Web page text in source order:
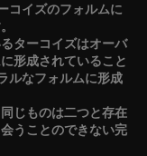
コイズのフォルムに
ターコイズはオーバ
形成されていること
ルなフォルムに形成
じものは二つと存在
うことのできない完